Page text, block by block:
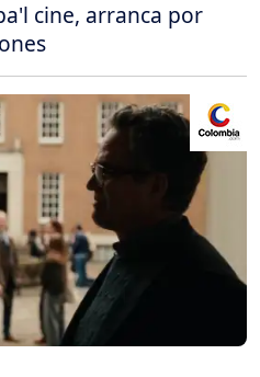
cine, arranca por